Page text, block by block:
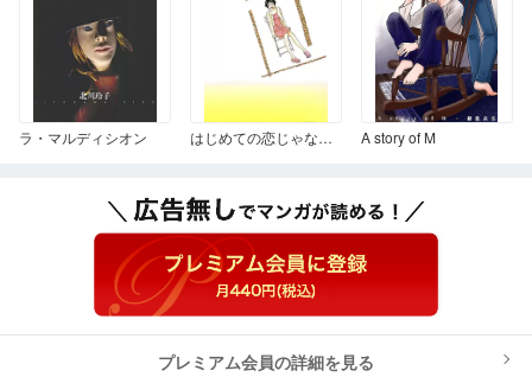
ラ・マルディシオン はじめての恋じゃなし 1 A story of M
プレミアム会員の詳細を見る